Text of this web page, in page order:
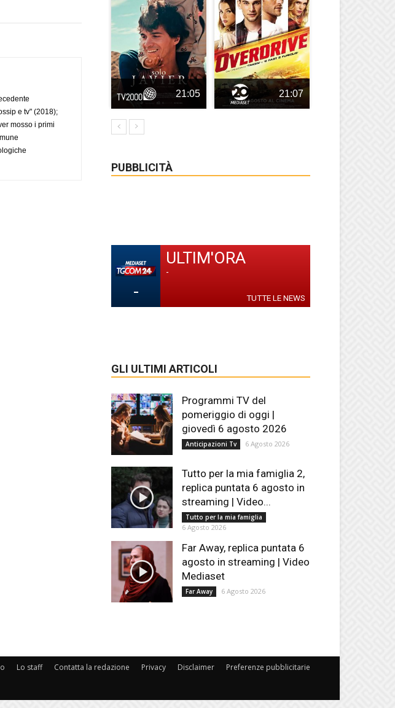
e tv" (2018);
mosso i primi
21:05 21:07
PUBBLICITÀ
-
ULTIM'ORA
-
TUTTE LE NEWS
GLI ULTIMI ARTICOLI
Programmi TV del
pomeriggio di oggi |
giovedì 6 agosto 2026
Anticipazioni Tv 6 Agosto 2026
Tutto per la mia famiglia 2,
replica puntata 6 agosto in
streaming | Video...
Tutto per la mia famiglia
6 Agosto 2026
Far Away, replica puntata 6
agosto in streaming | Video
Mediaset
Far Away 6 Agosto 2026
Lo staff Contatta la redazione Privacy Disclaimer Preferenze pubblicitarie